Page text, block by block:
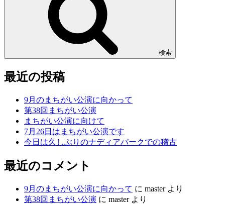
検索
最近の投稿
9月のまちがい公演に向かって
第38回まちがい公演
まちがい公演に向けて
7月26日はまちがい公演です
今日は久しぶりのナディアパークでの稽古
最近のコメント
9月のまちがい公演に向かって に masterより
第38回まちがい公演 に masterより